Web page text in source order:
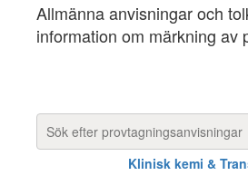
Allmänna anvisningar och
information om märkning av
Klinisk kemi &